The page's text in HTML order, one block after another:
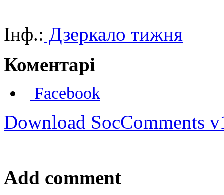
Інф.: Дзеркало тижня
Коментарі
Facebook
Download SocComments
Add comment